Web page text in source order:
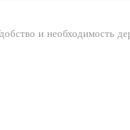
и необходимость